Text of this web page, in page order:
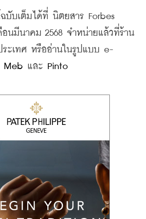
บเต็มได้ที่ นิตยสาร Forbes
อนมีนาคม 2568 จำหน่ายแล้วที่ร้าน
ะเทศ หรืออ่านในรูปแบบ e-
Meb และ Pinto